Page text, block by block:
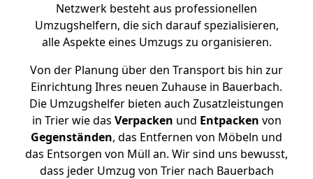
Netzwerk besteht aus professionellen
Umzugshelfern, die sich darauf spezialisieren,
alle Aspekte eines Umzugs zu organisieren.
Von der Planung über den Transport bis hin zur
Einrichtung Ihres neuen Zuhause in Bauerbach.
Die Umzugshelfer bieten auch Zusatzleistungen
in Trier wie das Verpacken und Entpacken von
Gegenständen, das Entfernen von Möbeln und
das Entsorgen von Müll an. Wir sind uns bewusst,
dass jeder Umzug von Trier nach Bauerbach